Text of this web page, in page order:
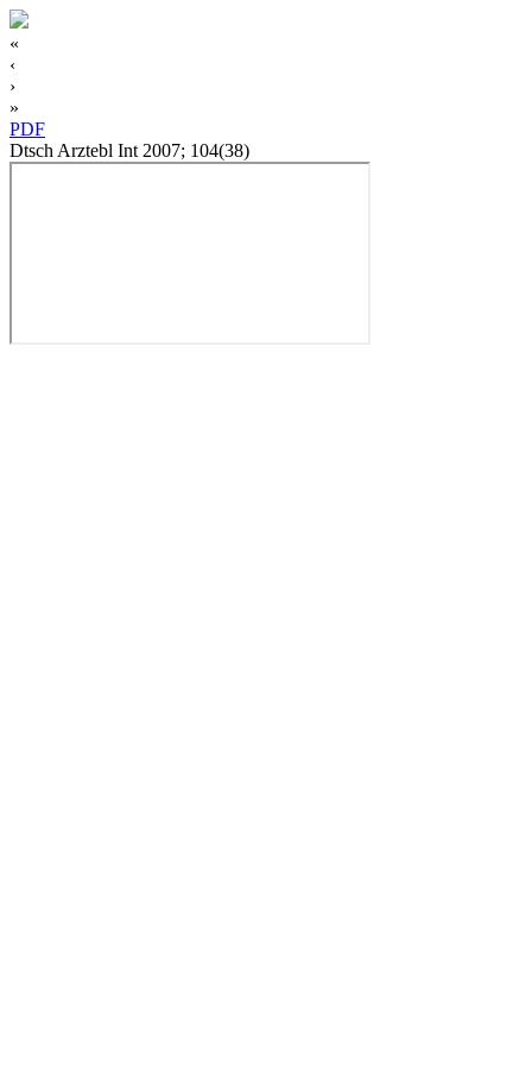
«
‹
›
»
PDF
Dtsch Arztebl Int 2007; 104(38)